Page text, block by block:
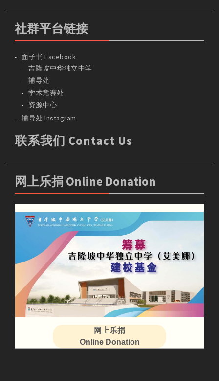
社群平台链接
面子书 Facebook
吉隆坡中华独立中学
辅导处
学术竞赛处
资源中心
辅导处 Instagram
联系我们 Contact Us
网上乐捐 Online Donation
网上乐捐
Online Donation